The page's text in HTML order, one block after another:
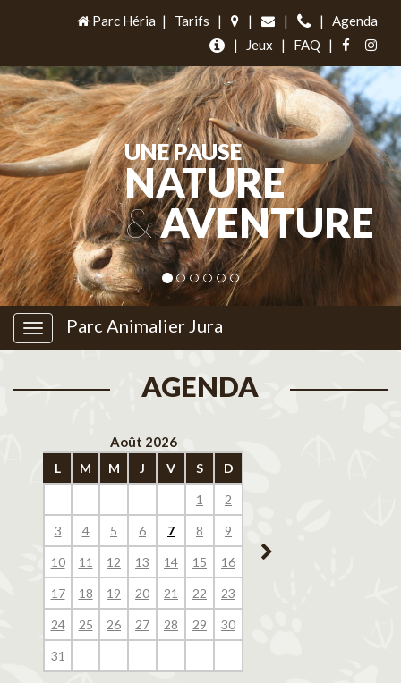
Parc Héria | Tarifs | | | |
Agenda
|
Jeux | FAQ |
UNE PAUSE
NATURE
&AVENTURE
Parc Animalier Jura
AGENDA
Août 2026
L M M J V S D
1 2
3 4 5 6 7 8 9
10 11 12 13 14 15 16
17 18 19 20 21 22 23
24 25 26 27 28 29 30
31
14